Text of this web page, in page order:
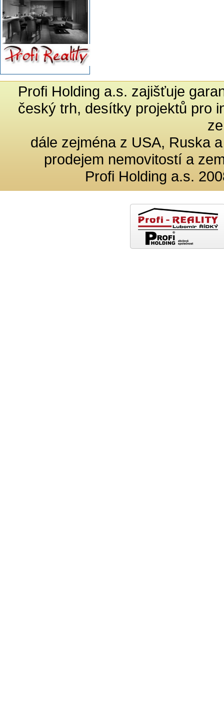
Profi Holding a.s. zajišťuje
český trh, desítky projektů pro
dále zejména z USA, Ruska
prodejem nemovitostí a
Profi Holding a.s.